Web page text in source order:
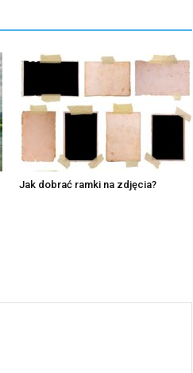
Jak dobrać ramki na zdjęcia?